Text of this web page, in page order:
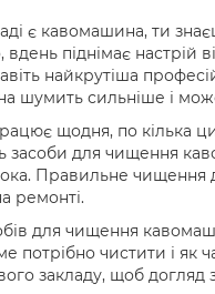
є кавомашина, ти
піднімає настрій
найкрутіша
шумить сильніше і
щодня, по кілька
засоби для чищення
Правильне чищення
ремонті.
для чищення
чистити і як
закладу, щоб